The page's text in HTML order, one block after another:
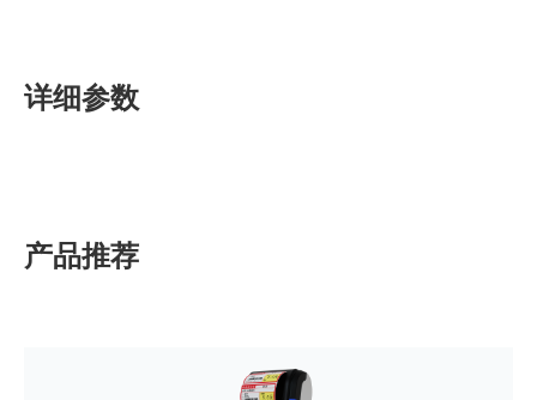
详细参数
产品推荐